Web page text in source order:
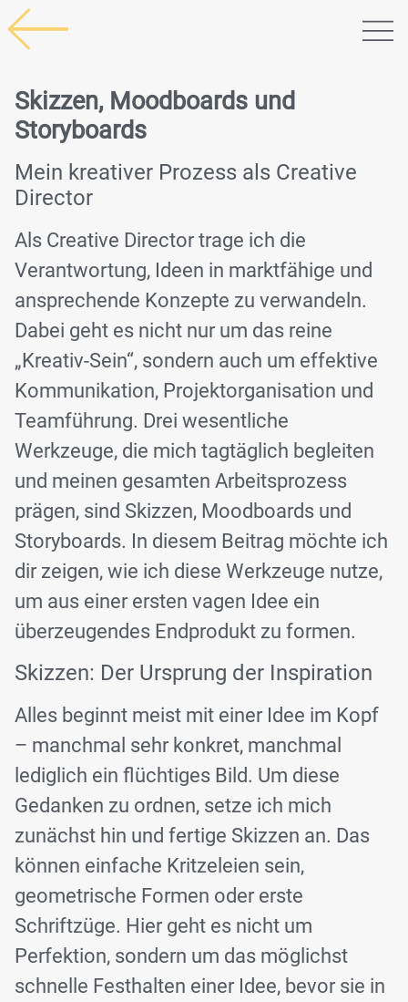
Skizzen, Moodboards und
Storyboards
Mein kreativer Prozess als Creative
Director
Als Creative Director trage ich die
Verantwortung, Ideen in marktfähige und
ansprechende Konzepte zu verwandeln.
Dabei geht es nicht nur um das reine
„Kreativ-Sein“, sondern auch um effektive
Kommunikation, Projektorganisation und
Teamführung. Drei wesentliche
Werkzeuge, die mich tagtäglich begleiten
und meinen gesamten Arbeitsprozess
prägen, sind Skizzen, Moodboards und
Storyboards. In diesem Beitrag möchte ich
dir zeigen, wie ich diese Werkzeuge nutze,
um aus einer ersten vagen Idee ein
überzeugendes Endprodukt zu formen.
Skizzen: Der Ursprung der Inspiration
Alles beginnt meist mit einer Idee im Kopf
– manchmal sehr konkret, manchmal
lediglich ein flüchtiges Bild. Um diese
Gedanken zu ordnen, setze ich mich
zunächst hin und fertige Skizzen an. Das
können einfache Kritzeleien sein,
geometrische Formen oder erste
Schriftzüge. Hier geht es nicht um
Perfektion, sondern um das möglichst
schnelle Festhalten einer Idee, bevor sie in